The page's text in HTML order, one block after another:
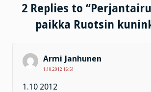
2 Replies to
paikka Ruotsin
Armi Janhunen
1.10.2012 16:51
1.10 2012